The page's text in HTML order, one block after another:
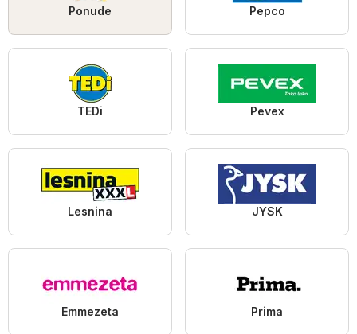
Ponude Pepco
TEDi Pevex
Lesnina JYSK
Emmezeta Prima